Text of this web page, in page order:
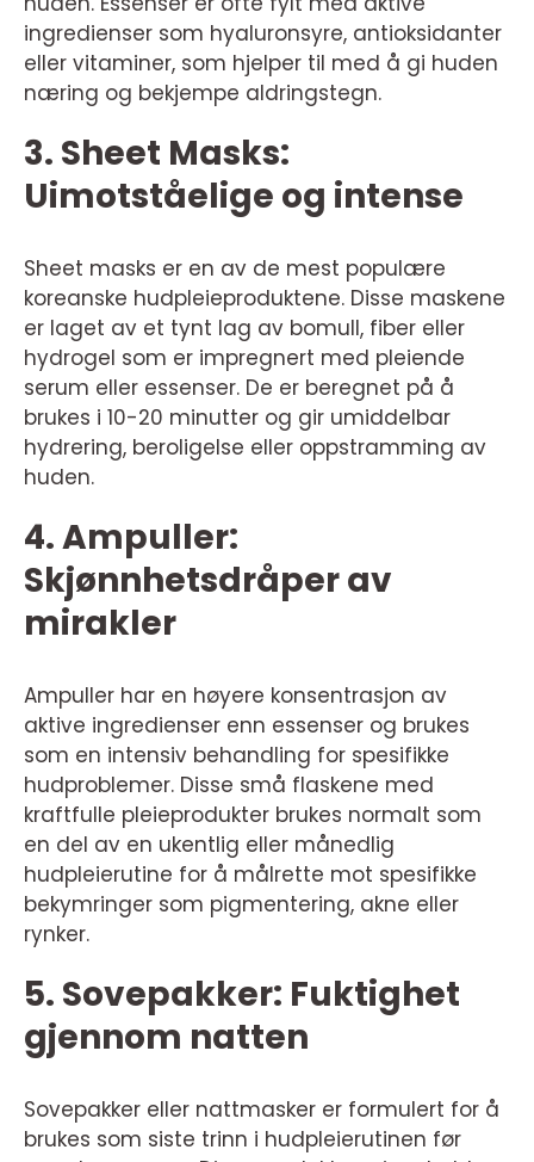
ingredienser som hyaluronsyre, antioksidanter
eller vitaminer, som hjelper til med å gi huden
næring og bekjempe aldringstegn.
3. Sheet Masks:
Uimotståelige og intense
Sheet masks er en av de mest populære
koreanske hudpleieproduktene. Disse maskene
er laget av et tynt lag av bomull, fiber eller
hydrogel som er impregnert med pleiende
serum eller essenser. De er beregnet på å
brukes i 10-20 minutter og gir umiddelbar
hydrering, beroligelse eller oppstramming av
huden.
4. Ampuller:
Skjønnhetsdråper av
mirakler
Ampuller har en høyere konsentrasjon av
aktive ingredienser enn essenser og brukes
som en intensiv behandling for spesifikke
hudproblemer. Disse små flaskene med
kraftfulle pleieprodukter brukes normalt som
en del av en ukentlig eller månedlig
hudpleierutine for å målrette mot spesifikke
bekymringer som pigmentering, akne eller
rynker.
5. Sovepakker: Fuktighet
gjennom natten
Sovepakker eller nattmasker er formulert for å
brukes som siste trinn i hudpleierutinen før